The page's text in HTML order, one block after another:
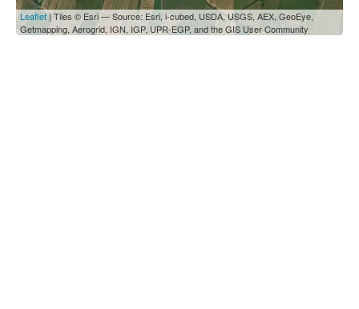
Leaflet| Tiles © Esri — Source: Esri, i-cubed, USDA, USGS, AEX, GeoEye,
Getmapping, Aerogrid, IGN, IGP, UPR-EGP, and the GIS User Community